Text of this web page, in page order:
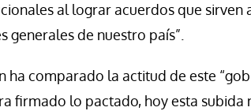
al lograr acuerdos que
generales de nuestro país”.
ha comparado la actitud de este
firmado lo pactado, hoy esta